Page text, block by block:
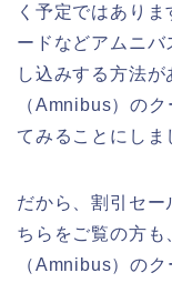
く予定ではあり
ードなどアムニ
し込みする方法
（Amnibus）の
てみることにしま
だから、割引セー
ちらをご覧の方も
（Amnibus）の